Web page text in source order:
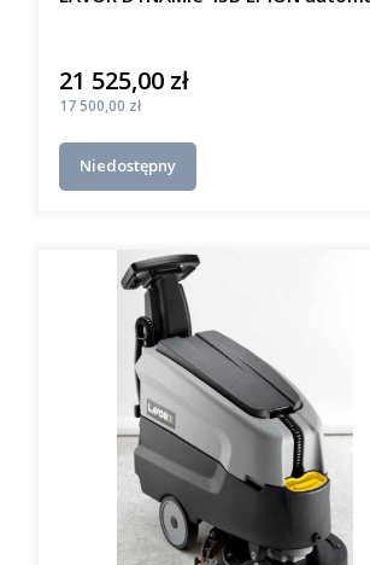
Cena
21 525,00 zł
Cena
17 500,00 zł
Niedostępny